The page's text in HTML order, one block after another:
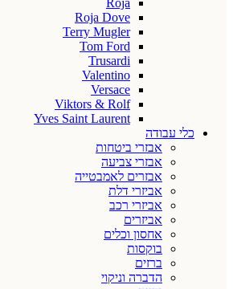
Roja
Roja Dove
Terry Mugler
Tom Ford
Trusardi
Valentino
Versace
Viktors & Rolf
Yves Saint Laurent
כלי עבודה
אבזרי ביטחות
אבזרי צביעה
אבזרים לאמבטייה
אביזרי דלת
אביזרי רכב
אביזרים
אחסון וכלים
בוקסות
ברזים
הדברה וניקוי